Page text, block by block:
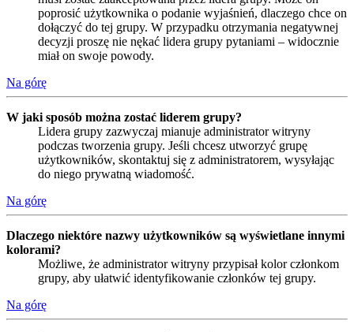
poprosić użytkownika o podanie wyjaśnień, dlaczego chce on
dołączyć do tej grupy. W przypadku otrzymania negatywnej
decyzji proszę nie nękać lidera grupy pytaniami – widocznie
miał on swoje powody.
Na górę
W jaki sposób można zostać liderem grupy?
Lidera grupy zazwyczaj mianuje administrator witryny
podczas tworzenia grupy. Jeśli chcesz utworzyć grupę
użytkowników, skontaktuj się z administratorem, wysyłając
do niego prywatną wiadomość.
Na górę
Dlaczego niektóre nazwy użytkowników są wyświetlane innymi
kolorami?
Możliwe, że administrator witryny przypisał kolor członkom
grupy, aby ułatwić identyfikowanie członków tej grupy.
Na górę